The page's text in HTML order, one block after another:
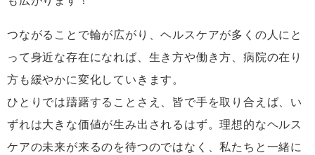
つながることで輪が広がり、ヘルスケアが多くの人にと
って身近な存在になれば、生き方や働き方、病院の在り
方も緩やかに変化していきます。
ひとりでは躊躇することさえ、皆で手を取り合えば、い
ずれは大きな価値が生み出されるはず。理想的なヘルス
ケアの未来が来るのを待つのではなく、私たちと一緒に